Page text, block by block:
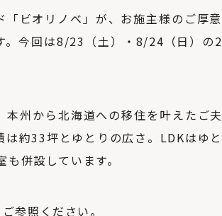
ビオリノベ」が、お施主様のご厚意
。今回は8/23（土）・8/24（日）の2
州から北海道への移住を叶えたご夫
約33坪とゆとりの広さ。LDKはゆと
併設しています。
参照ください。